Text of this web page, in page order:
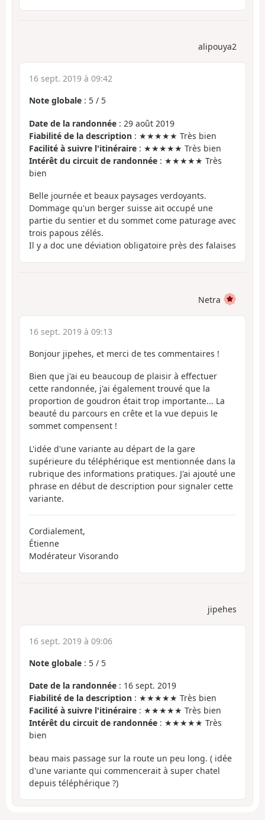
alipouya2
16 sept. 2019 à 09:42
Note globale : 5 / 5
Date de la randonnée : 29 août 2019
Fiabilité de la description : ★★★★★ Très bien
Facilité à suivre l'itinéraire : ★★★★★ Très bien
Intérêt du circuit de randonnée : ★★★★★ Très
bien
Belle journée et beaux paysages verdoyants.
Dommage qu'un berger suisse ait occupé une
partie du sentier et du sommet come paturage avec
trois papous zélés.
Il y a doc une déviation obligatoire près des falaises
Netra
16 sept. 2019 à 09:13
Bonjour jipehes, et merci de tes commentaires !
Bien que j'ai eu beaucoup de plaisir à effectuer
cette randonnée, j'ai également trouvé que la
proportion de goudron était trop importante... La
beauté du parcours en crête et la vue depuis le
sommet compensent !
L'idée d'une variante au départ de la gare
supérieure du téléphérique est mentionnée dans la
rubrique des informations pratiques. J'ai ajouté une
phrase en début de description pour signaler cette
variante.
Cordialement,
Étienne
Modérateur Visorando
jipehes
16 sept. 2019 à 09:06
Note globale : 5 / 5
Date de la randonnée : 16 sept. 2019
Fiabilité de la description : ★★★★★ Très bien
Facilité à suivre l'itinéraire : ★★★★★ Très bien
Intérêt du circuit de randonnée : ★★★★★ Très
bien
beau mais passage sur la route un peu long. ( idée
d'une variante qui commencerait à super chatel
depuis téléphérique ?)